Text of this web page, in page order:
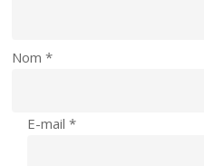
Nom*
E-mail*